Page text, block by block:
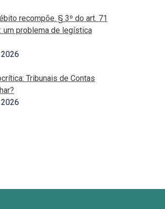
recompõe. § 3º do art. 71
um problema de legística
Tribunais de Contas